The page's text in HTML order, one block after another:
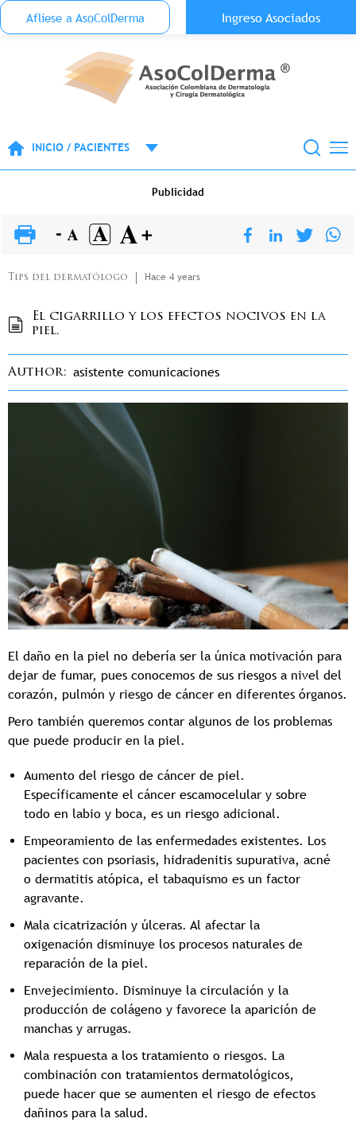
Pasar al contenido principal
Menu Top Anónimo
Aflíese a AsoColDerma Ingreso Asociados
INICIO / PACIENTES
Publicidad
Tips del dermatólogo Hace 4 years
El cigarrillo y los efectos nocivos en la
piel.
Author asistente comunicaciones
El daño en la piel no debería ser la única motivación para
dejar de fumar, pues conocemos de sus riesgos a nivel del
corazón, pulmón y riesgo de cáncer en diferentes órganos.
Pero también queremos contar algunos de los problemas
que puede producir en la piel.
Aumento del riesgo de cáncer de piel.
Específicamente el cáncer escamocelular y sobre
todo en labio y boca, es un riesgo adicional.
Empeoramiento de las enfermedades existentes. Los
pacientes con psoriasis, hidradenitis supurativa, acné
o dermatitis atópica, el tabaquismo es un factor
agravante.
Mala cicatrización y úlceras. Al afectar la
oxigenación disminuye los procesos naturales de
reparación de la piel.
Envejecimiento. Disminuye la circulación y la
producción de colágeno y favorece la aparición de
manchas y arrugas.
Mala respuesta a los tratamiento o riesgos. La
combinación con tratamientos dermatológicos,
puede hacer que se aumenten el riesgo de efectos
dañinos para la salud.